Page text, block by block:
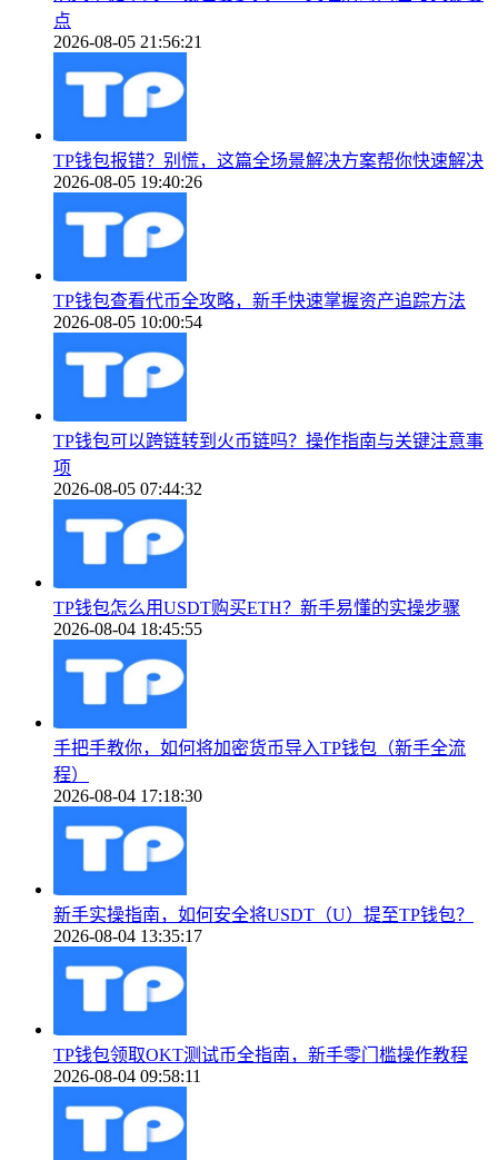
点
2026-08-05 21:56:21
TP钱包报错？别慌，这篇全场景解决方案帮你快速解决
2026-08-05 19:40:26
TP钱包查看代币全攻略，新手快速掌握资产追踪方法
2026-08-05 10:00:54
TP钱包可以跨链转到火币链吗？操作指南与关键注意事
项
2026-08-05 07:44:32
TP钱包怎么用USDT购买ETH？新手易懂的实操步骤
2026-08-04 18:45:55
手把手教你，如何将加密货币导入TP钱包（新手全流
程）
2026-08-04 17:18:30
新手实操指南，如何安全将USDT（U）提至TP钱包？
2026-08-04 13:35:17
TP钱包领取OKT测试币全指南，新手零门槛操作教程
2026-08-04 09:58:11